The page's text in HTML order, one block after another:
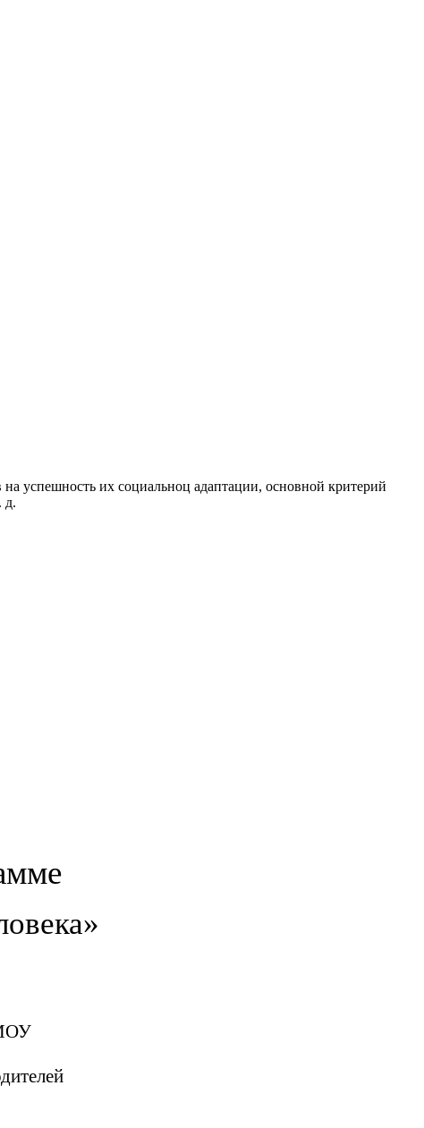
успешность их социальноц адаптации, основной критерий
д.